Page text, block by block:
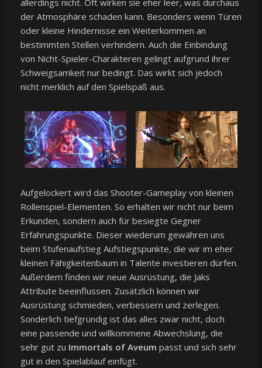
der Atmosphäre schaden kann. Besonders wenn Türen
oder kleine Hindernisse ein Weiterkommen an
bestimmten Stellen verhindern. Auch die Einbindung
von Nicht-Spieler-Charakteren gelingt aufgrund ihrer
Schweigsamkeit nur bedingt. Das wirkt sich jedoch
nicht merklich auf den Spielspaß aus.
Aufgelockert wird das Shooter-Gameplay von kleinen
Rollenspiel-Elementen. So erhalten wir nicht nur beim
Erkunden, sondern auch für besiegte Gegner
Erfahrungspunkte. Dieser wiederum gewähren uns
beim Stufenaufstieg Aufstiegspunkte, die wir im eher
kleinen Fähigkeitenbaum in Talente investieren dürfen.
Außerdem finden wir neue Ausrüstung, die Jaks
Attribute beeinflussen. Zusätzlich können wir
Ausrüstung schmieden, verbessern und zerlegen.
Sonderlich tiefgründig ist das alles zwar nicht, doch
eine passende und willkommene Abwechslung, die
sehr gut zu Immortals of Aveum passt und sich sehr
gut in den Spielablauf einfügt.